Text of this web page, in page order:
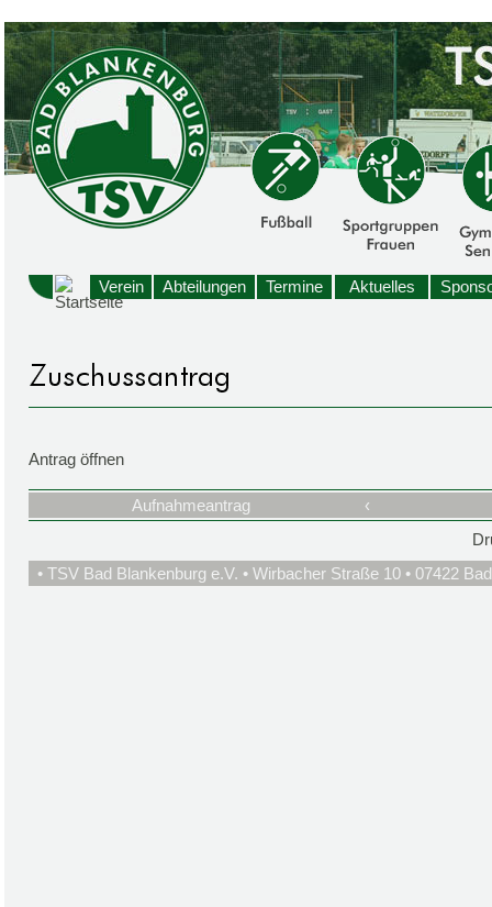
Verein Abteilungen Termine Aktuelles
Antrag öffnen
Aufnahmeantrag
‹
• TSV Bad Blankenburg e.V. • Wirbacher Straße 10 • 07422